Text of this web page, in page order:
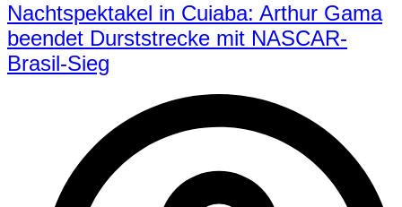
Nachtspektakel in Cuiaba: Arthur Gama
beendet Durststrecke mit NASCAR-
Brasil-Sieg